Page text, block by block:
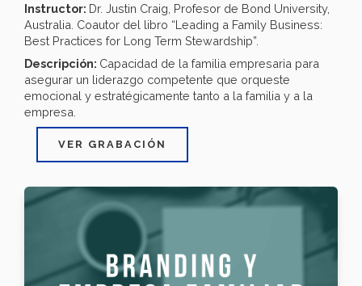
Instructor: Dr. Justin Craig, Profesor de Bond University,
Australia. Coautor del libro “Leading a Family Business:
Best Practices for Long Term Stewardship”.
Descripción: Capacidad de la familia empresaria para
asegurar un liderazgo competente que orqueste
emocional y estratégicamente tanto a la familia y a la
empresa.
VER GRABACIÓN